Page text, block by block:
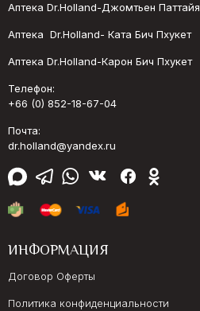
Аптека Dr.Holland-Джомтьен Паттайя
Аптека Dr.Holland- Ката Бич Пхукет
Аптека Dr.Holland-Карон Бич Пхукет
Телефон:
+66 (0) 852-18-67-04
Почта:
dr.holland@yandex.ru
ИНФОРМАЦИЯ
Договор Оферты
Политика конфиденциальности